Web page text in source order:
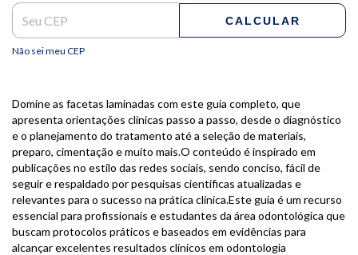
CALCULAR
Não sei meu CEP
Domine as facetas laminadas com este guia completo, que
apresenta orientações clínicas passo a passo, desde o diagnóstico
e o planejamento do tratamento até a seleção de materiais,
preparo, cimentação e muito mais.O conteúdo é inspirado em
publicações no estilo das redes sociais, sendo conciso, fácil de
seguir e respaldado por pesquisas científicas atualizadas e
relevantes para o sucesso na prática clínica.Este guia é um recurso
essencial para profissionais e estudantes da área odontológica que
buscam protocolos práticos e baseados em evidências para
alcançar excelentes resultados clínicos em odontologia